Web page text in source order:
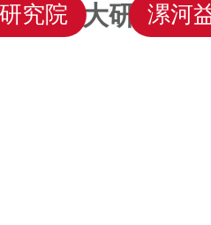
三大研究院
究院 漯河